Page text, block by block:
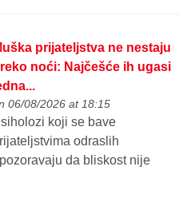
prijateljstva ne nestaju
noći: Najčešće ih ugasi
06/08/2026 at 18:15
koji se bave
odraslih
da bliskost nije